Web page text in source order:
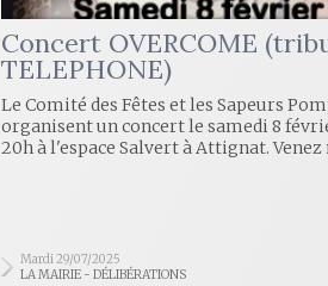
Concert OVERCOME
TELEPHONE)
Le Comité des Fêtes et les Sapeurs
organisent un concert le samedi 8
20h à l'espace Salvert à Attignat.
Mardi 29/07/2025
LA MAIRIE - DÉLIBÉRATIONS